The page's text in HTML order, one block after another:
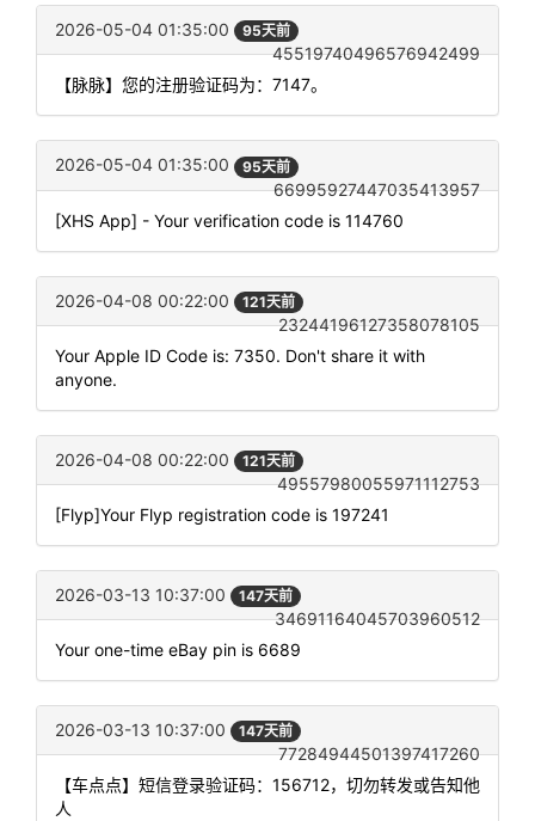
2026-05-04 01:35:00 95天前
45519740496576942499
【脉脉】您的注册验证码为：7147。
2026-05-04 01:35:00 95天前
66995927447035413957
[XHS App] - Your verification code is 114760
2026-04-08 00:22:00 121天前
23244196127358078105
Your Apple ID Code is: 7350. Don't share it with
anyone.
2026-04-08 00:22:00 121天前
49557980055971112753
[Flyp]Your Flyp registration code is 197241
2026-03-13 10:37:00 147天前
34691164045703960512
Your one-time eBay pin is 6689
2026-03-13 10:37:00 147天前
77284944501397417260
【车点点】短信登录验证码：156712，切勿转发或告知他
人